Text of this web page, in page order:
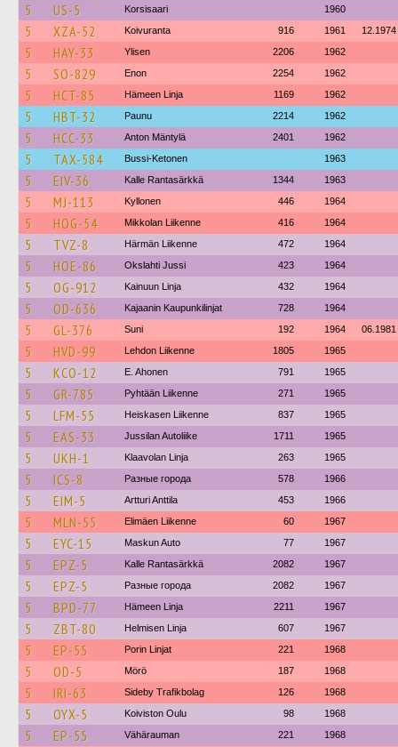
5 US-5 Korsisaari 1960
5 XZA-52 Koivuranta 916 1961 12.1974
5 HAY-33 Ylisen 2206 1962
5 SO-829 Enon 2254 1962
5 HCT-85 Hämeen Linja 1169 1962
5 HBT-32 Paunu 2214 1962
5 HCC-33 Anton Mäntylä 2401 1962
5 TAX-584 Bussi-Ketonen 1963
5 EIV-36 Kalle Rantasärkkä 1344 1963
5 MJ-113 Kyllonen 446 1964
5 HOG-54 Mikkolan Liikenne 416 1964
5 TVZ-8 Härmän Liikenne 472 1964
5 HOE-86 Okslahti Jussi 423 1964
5 OG-912 Kainuun Linja 432 1964
5 OD-636 Kajaanin Kaupunkilinjat 728 1964
5 GL-376 Suni 192 1964 06.1981
5 HVD-99 Lehdon Liikenne 1805 1965
5 KCO-12 E. Ahonen 791 1965
5 GR-785 Pyhtään Liikenne 271 1965
5 LFM-55 Heiskasen Liikenne 837 1965
5 EAS-33 Jussilan Autoliike 1711 1965
5 UKH-1 Klaavolan Linja 263 1965
5 ICS-8 Разные города 578 1966
5 EIM-5 Artturi Anttila 453 1966
5 MLN-55 Elimäen Liikenne 60 1967
5 EYC-15 Maskun Auto 77 1967
5 EPZ-5 Kalle Rantasärkkä 2082 1967
5 EPZ-5 Разные города 2082 1967
5 BPD-77 Hämeen Linja 2211 1967
5 ZBT-80 Helmisen Linja 607 1967
5 EP-55 Porin Linjat 221 1968
5 OD-5 Mörö 187 1968
5 IRI-63 Sideby Trafikbolag 126 1968
5 OYX-5 Koiviston Oulu 98 1968
5 EP-55 Vähärauman 221 1968